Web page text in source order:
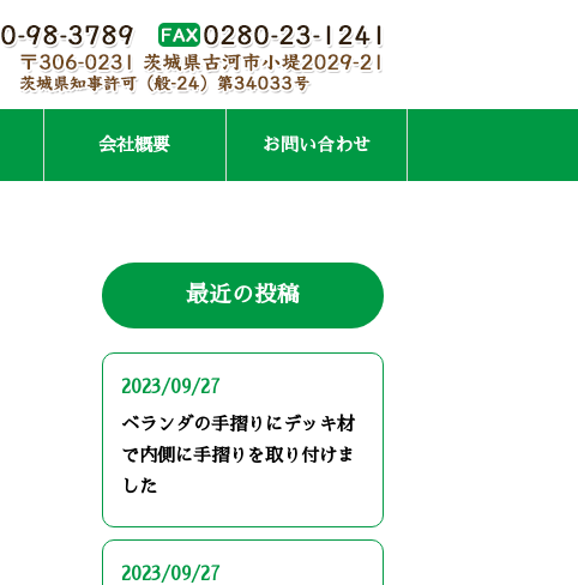
会社概要 お問い合わせ
最近の投稿
2023/09/27
ベランダの手摺りにデッキ材
で内側に手摺りを取り付けま
した
2023/09/27